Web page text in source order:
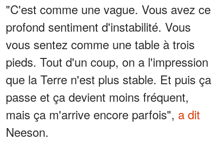
"C'est comme une vague. Vous avez ce
profond sentiment d'instabilité. Vous
vous sentez comme une table à trois
pieds. Tout d'un coup, on a l'impression
que la Terre n'est plus stable. Et puis ça
passe et ça devient moins fréquent,
mais ça m'arrive encore parfois", a dit
Neeson.